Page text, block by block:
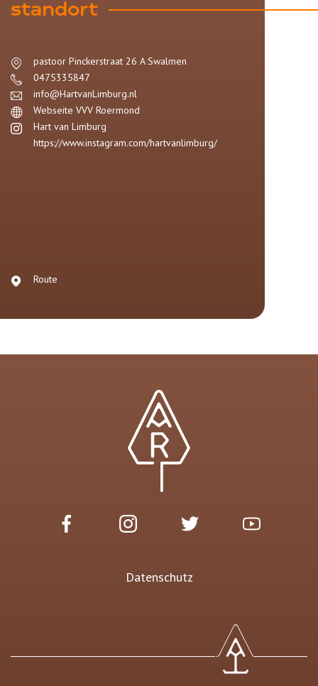
standort
pastoor Pinckerstraat 26 A Swalmen
0475335847
info@HartvanLimburg.nl
Webseite VVV Roermond
Hart van Limburg
https://www.instagram.com/hartvanlimburg/
Route
Datenschutz